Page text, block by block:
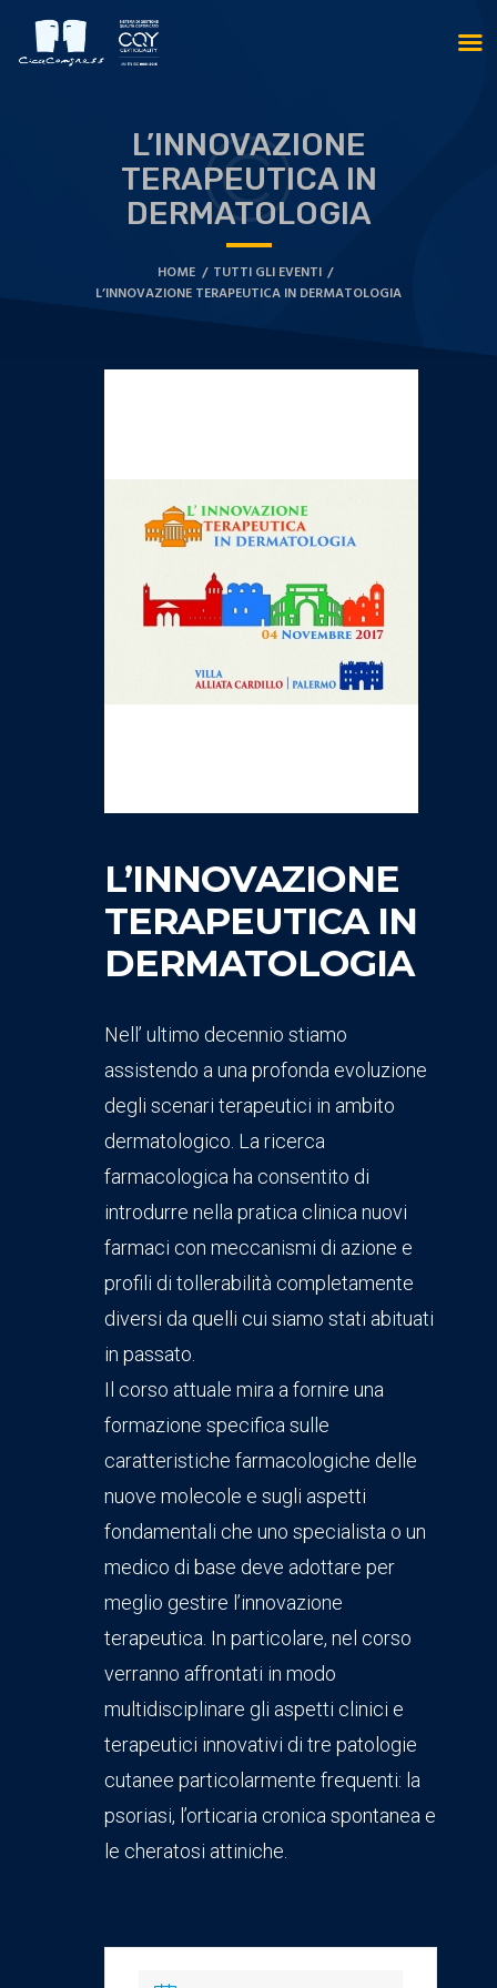
L’INNOVAZIONE
TERAPEUTICA IN
DERMATOLOGIA
HOME
TUTTI GLI EVENTI
L’INNOVAZIONE TERAPEUTICA IN DERMATOLOGIA
L’INNOVAZIONE
TERAPEUTICA IN
DERMATOLOGIA
Nell’ ultimo decennio stiamo
assistendo a una profonda evoluzione
degli scenari terapeutici in ambito
dermatologico. La ricerca
farmacologica ha consentito di
introdurre nella pratica clinica nuovi
farmaci con meccanismi di azione e
profili di tollerabilità completamente
diversi da quelli cui siamo stati abituati
in passato.
Il corso attuale mira a fornire una
formazione specifica sulle
caratteristiche farmacologiche delle
nuove molecole e sugli aspetti
fondamentali che uno specialista o un
medico di base deve adottare per
meglio gestire l’innovazione
terapeutica. In particolare, nel corso
verranno affrontati in modo
multidisciplinare gli aspetti clinici e
terapeutici innovativi di tre patologie
cutanee particolarmente frequenti: la
psoriasi, l’orticaria cronica spontanea e
le cheratosi attiniche.